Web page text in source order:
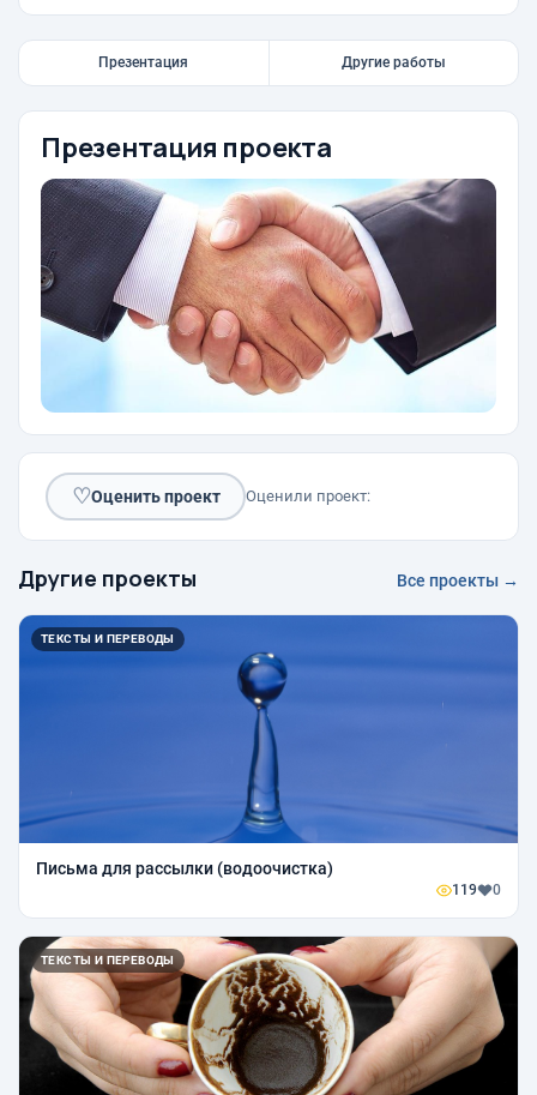
Презентация Другие работы
Презентация проекта
♡Оценить проект Оценили проект:
Другие проекты Все проекты →
ТЕКСТЫ И ПЕРЕВОДЫ
Письма для рассылки (водоочистка)
119 0
ТЕКСТЫ И ПЕРЕВОДЫ